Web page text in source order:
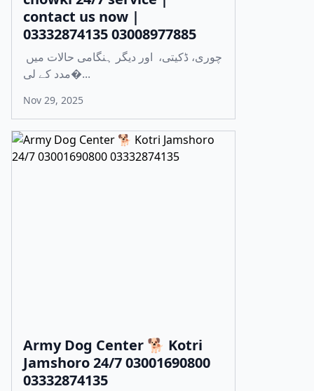
contact us now |
03332874135 03008977885
مدد کے لی�...
Nov 29, 2025
Army Dog Center 🐕 Kotri
Jamshoro 24/7 03001690800
03332874135